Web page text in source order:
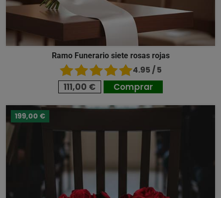
Ramo Funerario siete rosas rojas
4.95 / 5
111,00 € Comprar
199,00 €